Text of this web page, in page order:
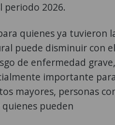
periodo 2026.
quienes ya tuvieron
puede disminuir con el
de enfermedad grave,
importante
mayores, personas
pueden